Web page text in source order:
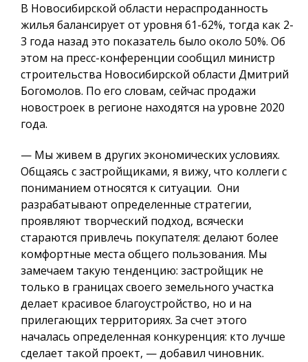
В Новосибирской области нераспроданность
жилья балансирует от уровня 61-62%, тогда как 2-
3 года назад это показатель было около 50%. Об
этом на пресс-конференции сообщил министр
строительства Новосибирской области Дмитрий
Богомолов. По его словам, сейчас продажи
новостроек в регионе находятся на уровне 2020
года.
— Мы живем в других экономических условиях.
Общаясь с застройщиками, я вижу, что коллеги с
пониманием относятся к ситуации. Они
разрабатывают определенные стратегии,
проявляют творческий подход, всячески
стараются привлечь покупателя: делают более
комфортные места общего пользования. Мы
замечаем такую тенденцию: застройщик не
только в границах своего земельного участка
делает красивое благоустройство, но и на
прилегающих территориях. За счет этого
началась определенная конкуренция: кто лучше
сделает такой проект, — добавил чиновник.